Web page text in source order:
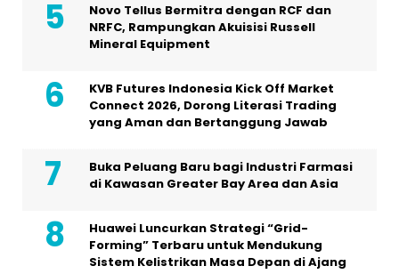
Novo Tellus Bermitra dengan RCF dan
NRFC, Rampungkan Akuisisi Russell
Mineral Equipment
KVB Futures Indonesia Kick Off Market
Connect 2026, Dorong Literasi Trading
yang Aman dan Bertanggung Jawab
Buka Peluang Baru bagi Industri Farmasi
di Kawasan Greater Bay Area dan Asia
Huawei Luncurkan Strategi “Grid-
Forming” Terbaru untuk Mendukung
Sistem Kelistrikan Masa Depan di Ajang